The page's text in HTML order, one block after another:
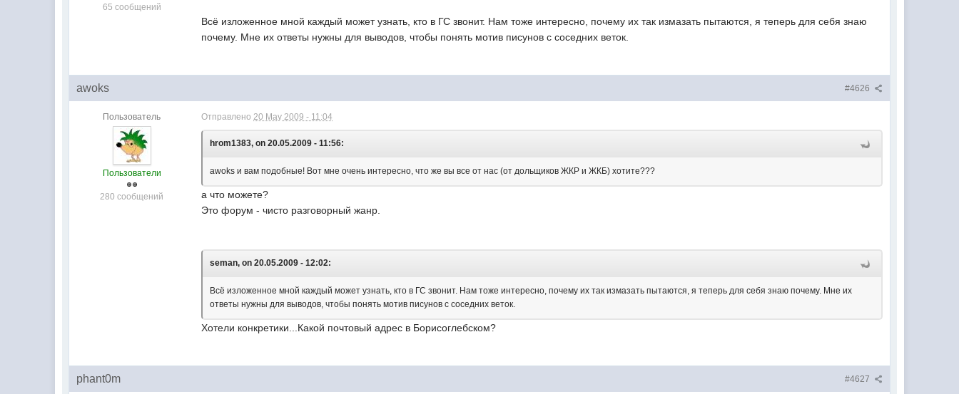
65 сообщений
Всё изложенное мной каждый может узнать, кто в ГС звонит. Нам тоже интересно, почему их так измазать пытаются, я теперь для себя знаю
почему. Мне их ответы нужны для выводов, чтобы понять мотив писунов с соседних веток.
#4626
awoks
Пользователь
Пользователи
280 сообщений
Отправлено20 May 2009 - 11:04
hrom1383, on 20.05.2009 - 11:56:
awoks и вам подобные! Вот мне очень интересно, что же вы все от нас (от дольщиков ЖКР и ЖКБ) хотите???
а что можете?
Это форум - чисто разговорный жанр.
seman, on 20.05.2009 - 12:02:
Всё изложенное мной каждый может узнать, кто в ГС звонит. Нам тоже интересно, почему их так измазать пытаются, я теперь для себя знаю почему. Мне их
ответы нужны для выводов, чтобы понять мотив писунов с соседних веток.
Хотели конкретики...Какой почтовый адрес в Борисоглебском?
#4627
phant0m